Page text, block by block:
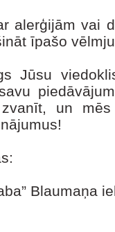
vai
īpašo
viedoklis!
un
Blaumaņa